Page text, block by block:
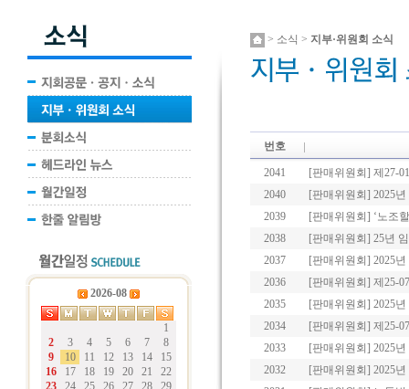
2026-08
1
2
3 4 5 6 7
8
9
10 11 12 13 14
15
16
17 18 19 20 21
22
23
24 25 26 27 28
29
> 소식 > 지부·위원회 소식
번호
2041
[판매위원회] 제27-
2040
[판매위원회] 2025
2039
[판매위원회] ‘노조
2038
[판매위원회] 25년
2037
[판매위원회] 2025
2036
[판매위원회] 제25-
2035
[판매위원회] 2025
2034
[판매위원회] 제25-
2033
[판매위원회] 2025
2032
[판매위원회] 2025